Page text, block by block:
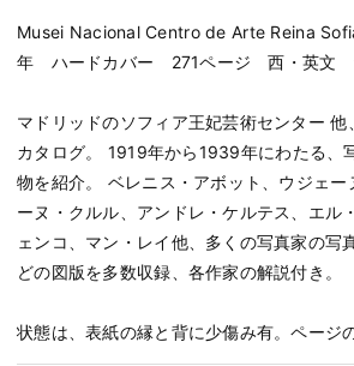
Musei Nacional Centro de Arte Reina
年 ハードカバー 271ページ 西・英文
マドリッドのソフィア王妃芸術センター
カタログ。 1919年から1939年にわたる、
物を紹介。 ベレニス・アボット、ウジェー
ーヌ・クルル、アンドレ・ケルテス、エル
ェンコ、マン・レイ他、多くの写真家の写
どの図版を多数収録、各作家の解説付き。
状態は、表紙の縁と背に少傷み有。ページ